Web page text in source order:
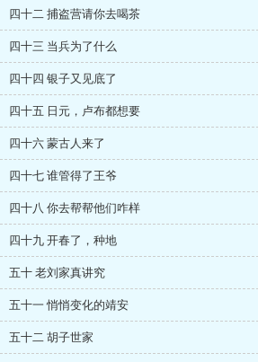
四十二 捕盗营请你去喝茶
四十三 当兵为了什么
四十四 银子又见底了
四十五 日元，卢布都想要
四十六 蒙古人来了
四十七 谁管得了王爷
四十八 你去帮帮他们咋样
四十九 开春了，种地
五十 老刘家真讲究
五十一 悄悄变化的靖安
五十二 胡子世家